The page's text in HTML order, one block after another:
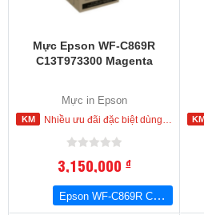
Mực Epson WF-C869R
C13T973300 Magenta
Mực in Epson
Nhiều ưu đãi đặc biệt dùng cho khách hàng đặt mua ngay trong hôm nay
3,150,000đ
Epson WF-C869R C13T973300 Magenta